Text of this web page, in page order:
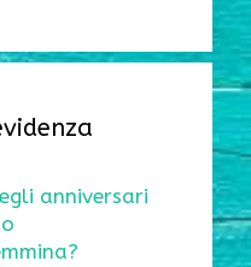
anniversari